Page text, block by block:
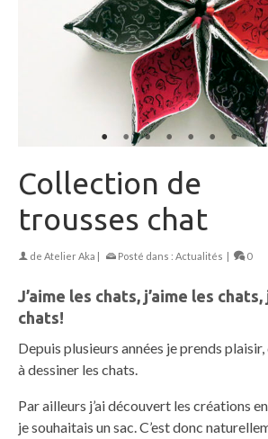
Collection de
trousses chat
de Atelier Aka | Posté dans : Actualités | 0
J’aime les chats, j’aime les chats,
chats!
Depuis plusieurs années je prends
à dessiner les chats.
Par ailleurs j’ai découvert les créations
je souhaitais un sac. C’est donc